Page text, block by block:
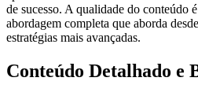
de sucesso. A qualidade do conteúdo
abordagem completa que aborda
estratégias mais avançadas.
Conteúdo Detalhado e